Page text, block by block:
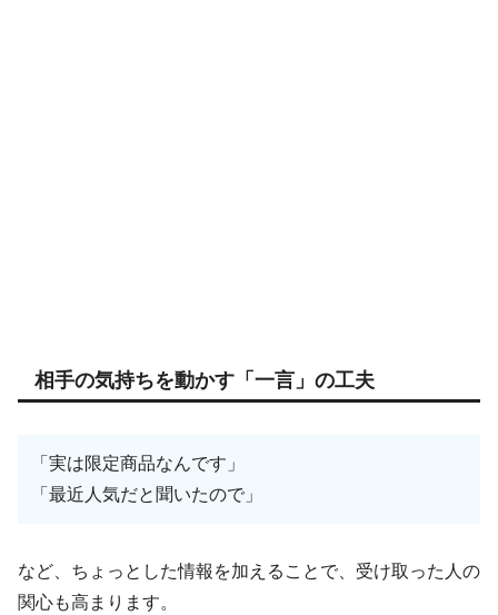
相手の気持ちを動かす「一言」の工夫
「実は限定商品なんです」
「最近人気だと聞いたので」
など、ちょっとした情報を加えることで、受け取った人の
関心も高まります。